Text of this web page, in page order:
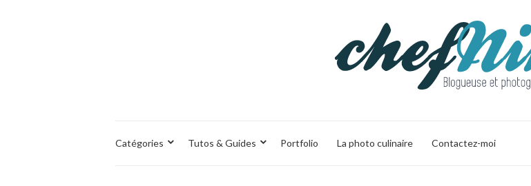
Catégories Tutos & Guides Portfolio La photo culinaire Contactez-moi